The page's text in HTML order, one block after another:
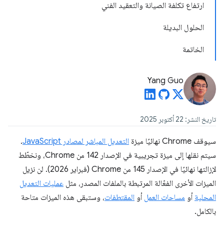
ارتفاع تكلفة الصيانة والتعقيد الفني
الحلول البديلة
الخاتمة
Yang Guo
تاريخ النشر: 22 أكتوبر 2025
سيوقف Chrome نهائيًا ميزة التعديل المباشر لمصادر JavaScript
.
سيتم نقلها إلى ميزة تجريبية في الإصدار 142 من Chrome، ونخطّط
لإزالتها نهائيًا في الإصدار 145 من Chrome (فبراير 2026). لن نزيل
الميزات الأخرى الفعّالة المرتبطة بالملفات المصدر، مثل عمليات التعديل
المحلية أو مساحات العمل أو المقتطفات، وستبقى هذه الميزات متاحة
بالكامل.